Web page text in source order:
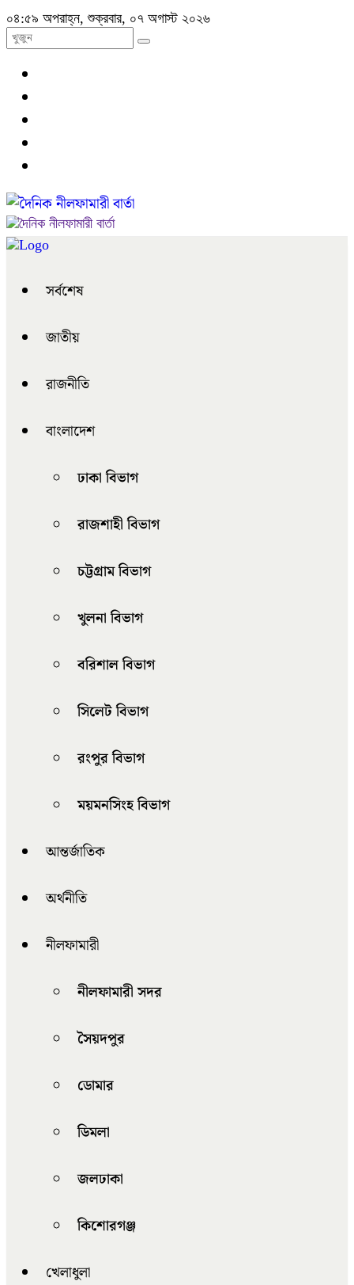
০৪:৫৯ অপরাহ্ন, শুক্রবার, ০৭ অগাস্ট ২০২৬
সর্বশেষ
জাতীয়
রাজনীতি
বাংলাদেশ
ঢাকা বিভাগ
রাজশাহী বিভাগ
চট্টগ্রাম বিভাগ
খুলনা বিভাগ
বরিশাল বিভাগ
সিলেট বিভাগ
রংপুর বিভাগ
ময়মনসিংহ বিভাগ
আন্তর্জাতিক
অর্থনীতি
নীলফামারী
নীলফামারী সদর
সৈয়দপুর
ডোমার
ডিমলা
জলঢাকা
কিশোরগঞ্জ
খেলাধুলা